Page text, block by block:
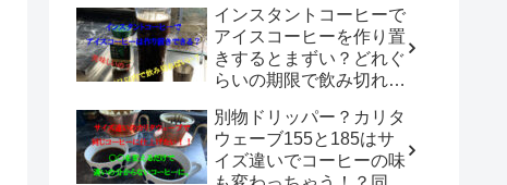
インスタントコーヒーで
アイスコーヒーを作り置
きするとまずい？どれぐ
らいの期限で飲み切れば
の？？
別物ドリッパー？カリタ
ウェーブ155と185はサ
イズ違いでコーヒーの味